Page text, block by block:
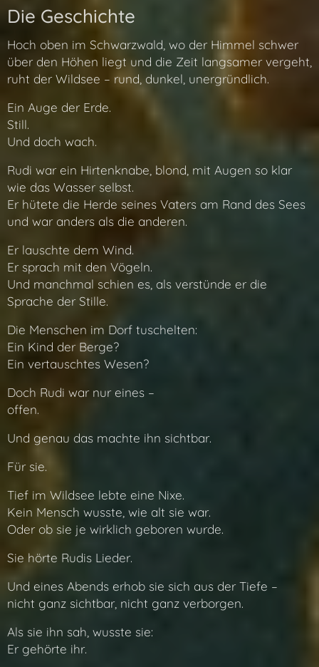
Die Geschichte
Hoch oben im Schwarzwald, wo der Himmel schwer
über den Höhen liegt und die Zeit langsamer vergeht,
ruht der Wildsee – rund, dunkel, unergründlich.
Ein Auge der Erde.
Still.
Und doch wach.
Rudi war ein Hirtenknabe, blond, mit Augen so klar
wie das Wasser selbst.
Er hütete die Herde seines Vaters am Rand des Sees
und war anders als die anderen.
Er lauschte dem Wind.
Er sprach mit den Vögeln.
Und manchmal schien es, als verstünde er die
Sprache der Stille.
Die Menschen im Dorf tuschelten:
Ein Kind der Berge?
Ein vertauschtes Wesen?
Doch Rudi war nur eines –
offen.
Und genau das machte ihn sichtbar.
Für sie.
Tief im Wildsee lebte eine Nixe.
Kein Mensch wusste, wie alt sie war.
Oder ob sie je wirklich geboren wurde.
Sie hörte Rudis Lieder.
Und eines Abends erhob sie sich aus der Tiefe –
nicht ganz sichtbar, nicht ganz verborgen.
Als sie ihn sah, wusste sie:
Er gehörte ihr.